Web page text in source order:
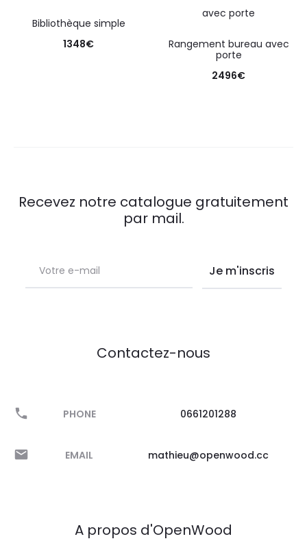
Bibliothèque simple
1348€
Rangement bureau avec
porte
2496€
Recevez notre catalogue gratuitement
par mail.
Contactez-nous
PHONE 0661201288
EMAIL mathieu@openwood.cc
A propos d'OpenWood